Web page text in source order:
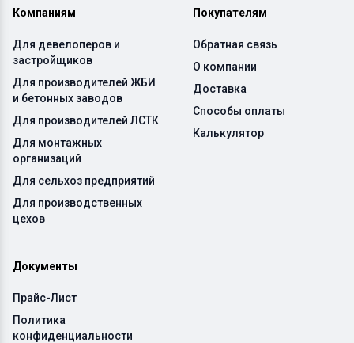
Компаниям
Для девелоперов и
застройщиков
Для производителей ЖБИ
и бетонных заводов
Для производителей ЛСТК
Для монтажных
организаций
Для сельхоз предприятий
Для производственных
цехов
Покупателям
Обратная связь
О компании
Доставка
Способы оплаты
Калькулятор
Документы
Прайс-Лист
Политика
конфиденциальности